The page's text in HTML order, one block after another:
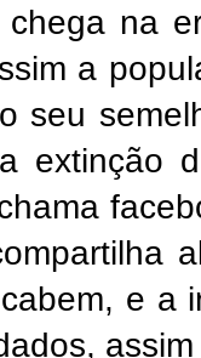
na
a
seu
extinção
e a